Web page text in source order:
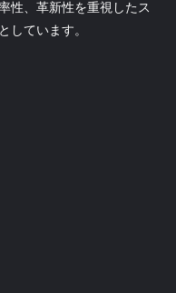
性、革新性を重視したス
しています。